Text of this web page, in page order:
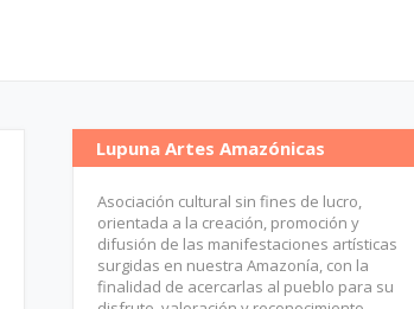
Lupuna Artes Amazónicas
Asociación cultural sin fines de lucro,
orientada a la creación, promoción y
difusión de las manifestaciones artísticas
surgidas en nuestra Amazonía, con la
finalidad de acercarlas al pueblo para su